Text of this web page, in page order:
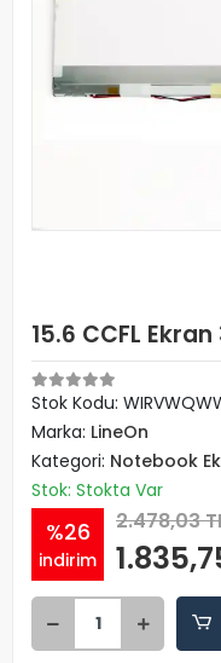
15.6 CCFL Ekran
Stok Kodu:
Marka: LineOn
Kategori: Notebook
Stok: Stokta Var
%26
indirim
2.478,03